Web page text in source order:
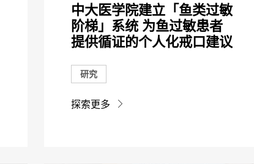
中大医学院建立「鱼类过敏
阶梯」系统 为鱼过敏患者
提供循证的个人化戒口建议
研究
探索更多